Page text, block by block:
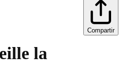
Compartir
la